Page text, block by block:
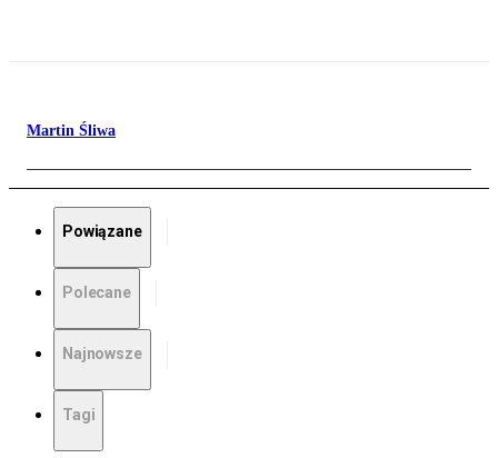
Martin Śliwa
Powiązane
Polecane
Najnowsze
Tagi